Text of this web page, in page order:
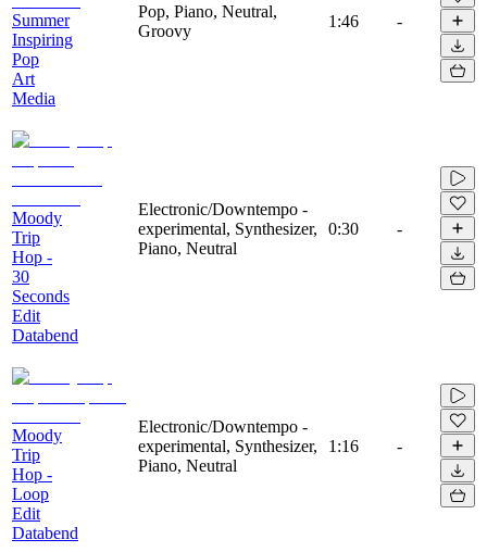
Summer
Inspiring
Pop
Art
Media
Pop, Piano, Neutral,
Groovy
1:46 -
Moody
Trip
Hop -
30
Seconds
Edit
Databend
Electronic/Downtempo -
experimental, Synthesizer,
Piano, Neutral
0:30 -
Moody
Trip
Hop -
Loop
Edit
Databend
Electronic/Downtempo -
experimental, Synthesizer,
Piano, Neutral
1:16 -